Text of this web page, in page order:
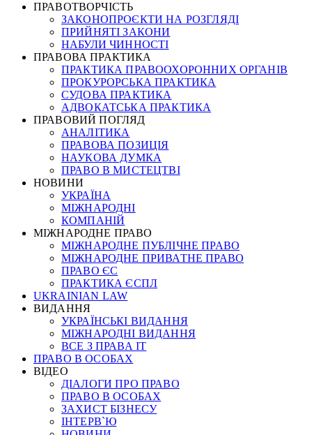
ПРАВОТВОРЧІСТЬ
ЗАКОНОПРОЄКТИ НА РОЗГЛЯДІ
ПРИЙНЯТІ ЗАКОНИ
НАБУЛИ ЧИННОСТІ
ПРАВОВА ПРАКТИКА
ПРАКТИКА ПРАВООХОРОННИХ ОРГАНІВ
ПРОКУРОРСЬКА ПРАКТИКА
СУДОВА ПРАКТИКА
АДВОКАТСЬКА ПРАКТИКА
ПРАВОВИЙ ПОГЛЯД
АНАЛІТИКА
ПРАВОВА ПОЗИЦІЯ
НАУКОВА ДУМКА
ПРАВО В МИСТЕЦТВІ
НОВИНИ
УКРАЇНА
МІЖНАРОДНІ
КОМПАНІЙ
МІЖНАРОДНЕ ПРАВО
МІЖНАРОДНЕ ПУБЛІЧНЕ ПРАВО
МІЖНАРОДНЕ ПРИВАТНЕ ПРАВО
ПРАВО ЄС
ПРАКТИКА ЄСПЛ
UKRAINIAN LAW
ВИДАННЯ
УКРАЇНСЬКІ ВИДАННЯ
МІЖНАРОДНІ ВИДАННЯ
ВСЕ З ПРАВА ІТ
ПРАВО В ОСОБАХ
ВІДЕО
ДІАЛОГИ ПРО ПРАВО
ПРАВО В ОСОБАХ
ЗАХИСТ БІЗНЕСУ
ІНТЕРВ`Ю